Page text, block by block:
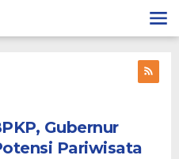
Gubernur
Pariwisata